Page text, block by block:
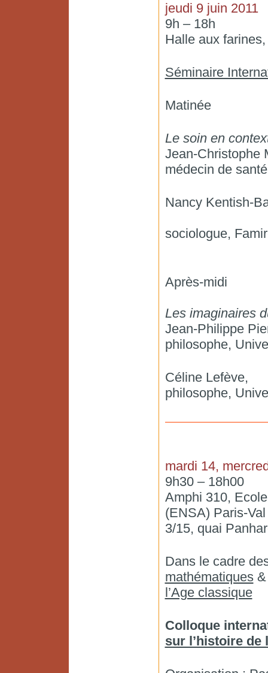
jeudi 9 juin 2011
9h – 18h
Halle aux
Séminaire
Matinée
Le soin en
Jean-Christophe
médecin de
Nancy Kentish-
sociologue,
Après-midi
Les imaginaires
Jean-Philippe
philosophe,
Céline Lefève,
philosophe,
mardi 14,
9h30 – 18h00
Amphi 310,
(ENSA) Paris-
3/15, quai
Dans le cadre
mathématiques
l’Age classique
Colloque
sur l’histoire de